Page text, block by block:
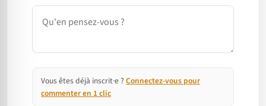
Commentaire
Vous êtes déjà inscrit·e ? Connectez-vous pour
commenter en 1 clic